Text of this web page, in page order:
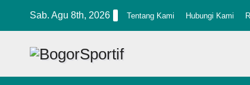
Sab. Agu 8th, 2026 Tentang Kami Hubungi Kami